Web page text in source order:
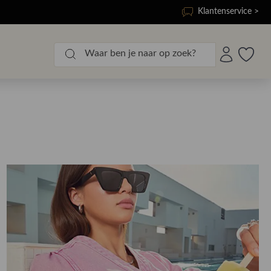
Klantenservice >